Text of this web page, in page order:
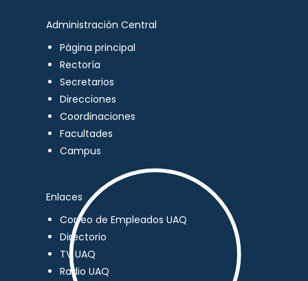
Administración Central
Página principal
Rectoría
Secretarios
Direcciones
Coordinaciones
Facultades
Campus
Enlaces
Correo de Empleados UAQ
Directorio
TV UAQ
Radio UAQ